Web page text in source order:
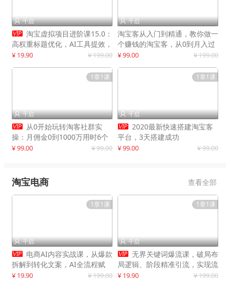
 千启
 淘宝虚拟项目进阶课15.0：
高权重标题优化，AI工具提效，
自动盈利模式搭建
¥ 19.90 ¥ 199.00
 千启
淘宝客从入门到精通，教你做一
个赚钱的淘宝客，从0到月入过
万
¥ 99.00 ¥ 199.00
1章1课
 千启
 从0开始玩转淘客社群实
操：月佣金0到1000万用时6个
月
¥ 99.00 ¥ 99.00
1章1课
 千启
 2020最新快速搭建淘宝客
平台，3天搭建成功
¥ 99.00 ¥ 99.00
淘宝电商 查看全部
1章1课
 千启
 电商AI内容实战课，从爆款
拆解到转化文案，AI全流程赋
能，解放人力，单月节省内容成
¥ 19.90 ¥ 199.00
1章1课
 千启
 无界关键词爆流课，破局布
局逻辑、阶段精准引流，实现流
量翻倍，店铺业绩增长50%+
¥ 19.90 ¥ 199.00